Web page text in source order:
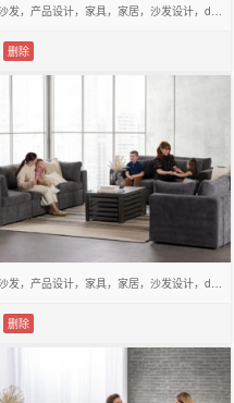
删除
删除